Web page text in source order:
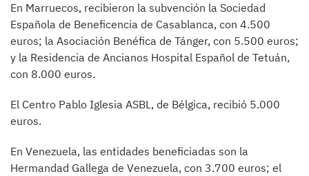
En Marruecos, recibieron la subvención la Sociedad
Española de Beneficencia de Casablanca, con 4.500
euros; la Asociación Benéfica de Tánger, con 5.500 euros;
y la Residencia de Ancianos Hospital Español de Tetuán,
con 8.000 euros.
El Centro Pablo Iglesia ASBL, de Bélgica, recibió 5.000
euros.
En Venezuela, las entidades beneficiadas son la
Hermandad Gallega de Venezuela, con 3.700 euros; el